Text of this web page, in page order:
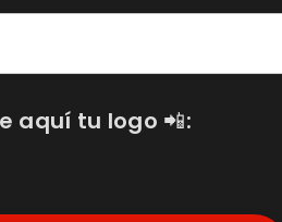
aquí tu logo 📲: